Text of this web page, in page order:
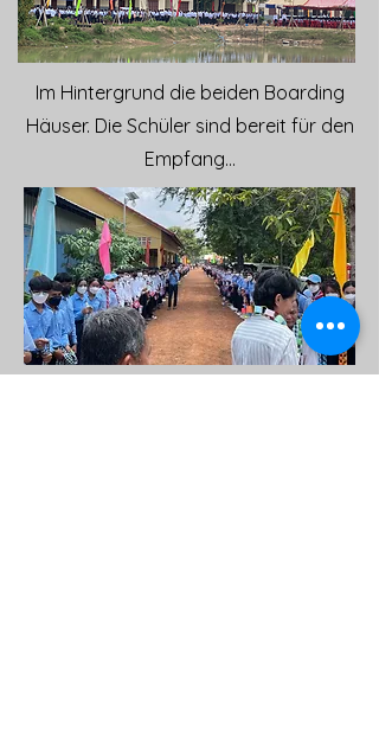
Im Hintergrund die beiden Boarding
Häuser. Die Schüler sind bereit für den
Empfang...